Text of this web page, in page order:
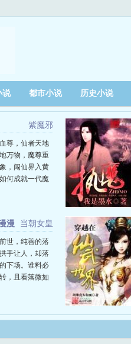
说 都市小说 历史小说
紫魔邪
尊，仙者天地
万物，魔尊重
，闯仙界入黄
何成就一代魔
当朝女皇
漫
世，纯善的落
手让人，却落
下场。谁料必
，且看落微如